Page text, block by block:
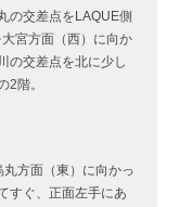
の交差点をLAQUE側
宮方面（西）に向か
の交差点を北に少し
2階。
方面（東）に向かっ
すぐ、正面左手にあ